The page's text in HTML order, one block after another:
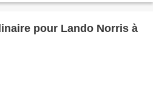
pour Lando Norris à